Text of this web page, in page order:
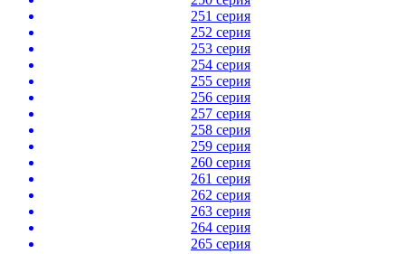
251 серия
252 серия
253 серия
254 серия
255 серия
256 серия
257 серия
258 серия
259 серия
260 серия
261 серия
262 серия
263 серия
264 серия
265 серия